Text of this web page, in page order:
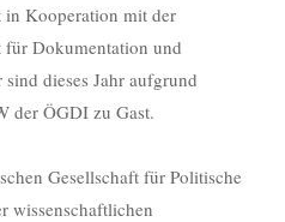
Kooperation mit der
für Dokumentation und
dieses Jahr aufgrund
der ÖGDI zu Gast.
Gesellschaft für Politische
wissenschaftlichen